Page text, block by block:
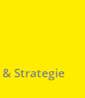
Strategie